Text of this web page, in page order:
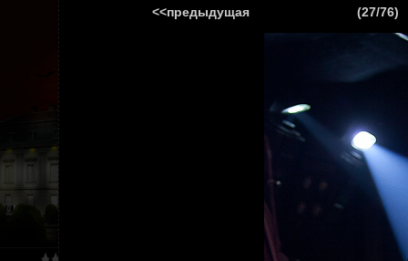
<<предыдущая (27/76)